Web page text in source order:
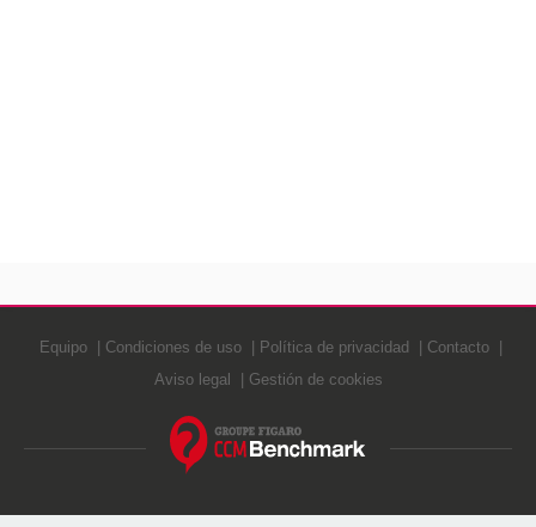
Equipo Condiciones de uso Política de privacidad
Contacto
Aviso legal
Gestión de cookies